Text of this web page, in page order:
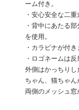
ーム付き。
・安心安全な二重
・背中にあたる
を使用。
・カラビナが付き
・ロゴネームは反
外側はかっちり
ちゃん、猫ちゃん
両側のメッシュ窓